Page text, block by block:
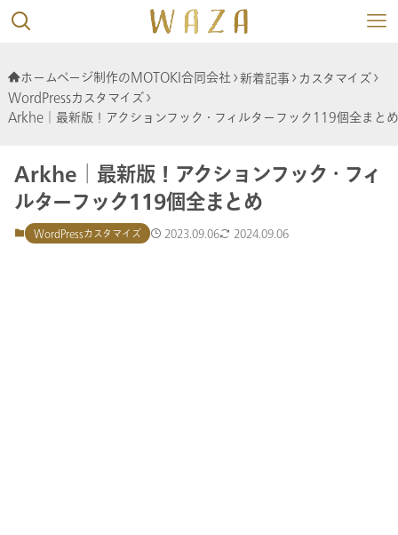
ホームページ制作のMOTOKI合同会社 新着記事
カスタマイズ
WordPressカスタマイズ
Arkhe│最新版！アクションフック・フィルターフック119個全まとめ
Arkhe│最新版！アクションフック・フィ
ルターフック119個全まとめ
WordPressカスタマイズ 2023.09.06 2024.09.06